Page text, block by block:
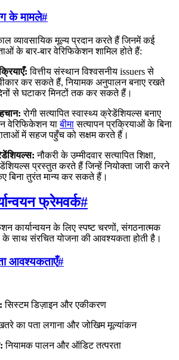
के मामले#
व्यावसायिक मूल्य प्रदान करते हैं जिनमें कई
के बार-बार वेरिफिकेशन शामिल होते हैं:
वित्तीय संस्थान विश्वसनीय issuers से
कर सकते हैं, नियामक अनुपालन बनाए रखते
से घटाकर मिनटों तक कर सकते हैं।
रोगी सत्यापित स्वास्थ्य क्रेडेंशियल्स बनाए
वेरिफिकेशन याबीमासत्यापन प्रक्रियाओं के बिना
में सहज पहुँच को सक्षम करते हैं।
नौकरी के उम्मीदवार सत्यापित शिक्षा,
प्रस्तुत करते हैं जिन्हें नियोक्ता जारी करने
बिना तुरंत मान्य कर सकते हैं।
फ्रेमवर्क#
कार्यान्वयन के लिए स्पष्ट चरणों, संगठनात्मक
के साथ संरचित योजना की आवश्यकता होती है।
आवश्यकताएँ#
सिस्टम डिज़ाइन और एकीकरण
का पता लगाना और जोखिम मूल्यांकन
नियामक पालन और ऑडिट तत्परता